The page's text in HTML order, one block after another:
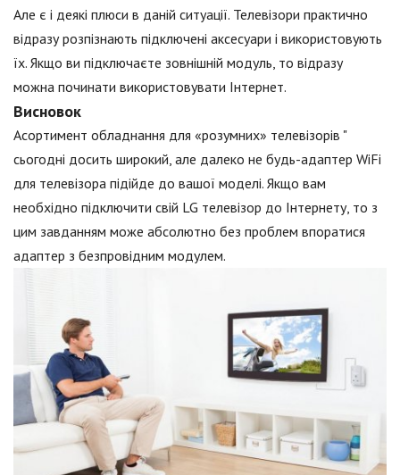
Але є і деякі плюси в даній ситуації. Телевізори практично
відразу розпізнають підключені аксесуари і використовують
їх. Якщо ви підключаєте зовнішній модуль, то відразу
можна починати використовувати Інтернет.
Висновок
Асортимент обладнання для «розумних» телевізорів "
сьогодні досить широкий, але далеко не будь-адаптер WiFi
для телевізора підійде до вашої моделі. Якщо вам
необхідно підключити свій LG телевізор до Інтернету, то з
цим завданням може абсолютно без проблем впоратися
адаптер з безпровідним модулем.